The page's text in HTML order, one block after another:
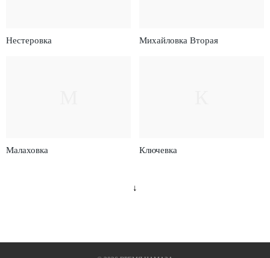
Нестеровка Михайловка Вторая
Малаховка Ключевка
↓